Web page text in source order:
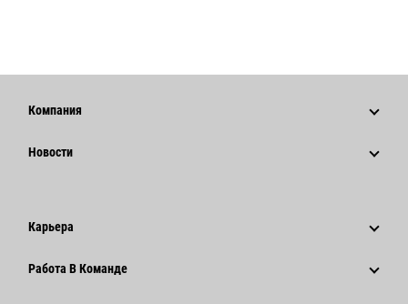
Компания
Кодекс Деловой Этики
Новости
Карьера
Почему Caterpillar?
Работа В Команде